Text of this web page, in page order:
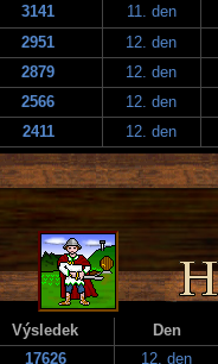
3141
11. den
2951
12. den
2879
12. den
2566
12. den
2411 12. den
Výsledek
Den
17626
12. den